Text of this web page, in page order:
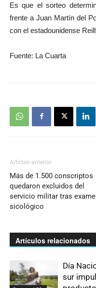
Es que el sorteo
frente a Juan Martín del
con el estadounidense
Fuente: La Cuarta
Artículo anterior
Más de 1.500 conscriptos
quedaron excluidos del
servicio militar tras
sicológico
Artículos relacionados
Día
sur